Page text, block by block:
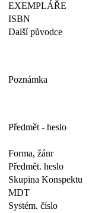
EXEMPLÁŘE
ISBN
Další původce
Poznámka
Předmět - heslo
Forma, žánr
Předmět. heslo
Skupina Konspektu
MDT
Systém. číslo